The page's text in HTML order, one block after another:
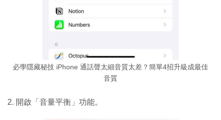
必學隱藏秘技 iPhone 通話聲太細音質太差？簡單4招升級成最佳
音質
2. 開啟「音量平衡」功能。